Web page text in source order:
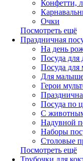
Конфетти,
Очки
Посмотреть ещё
Праздничная
На день
Посуда для
Посуда для
Для
Герои
Посуда по
С
Надувной
Наборы
Столовые
Посмотреть ещё
Трубочки для